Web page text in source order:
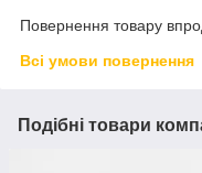
Повернення товару
Всі умови повернення
Подібні товари